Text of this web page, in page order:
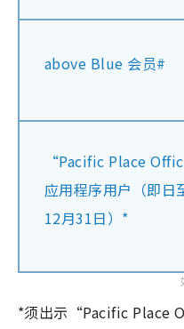
above Blue 会员#
“Pacific Place
应用程序用户（即日
12月31日）*
*须出示“Pacific Place